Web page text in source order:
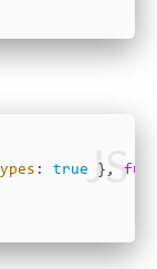
JS
: true },